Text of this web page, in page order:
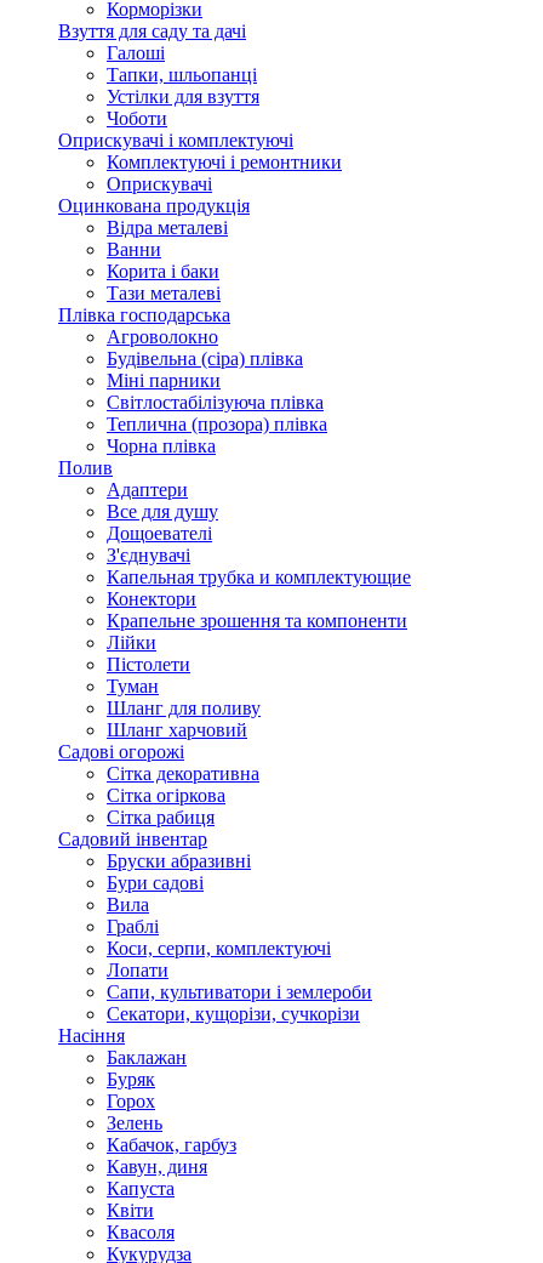
Корморізки
Взуття для саду та дачі
Галоші
Тапки, шльопанці
Устілки для взуття
Чоботи
Оприскувачі і комплектуючі
Комплектуючі і ремонтники
Оприскувачі
Оцинкована продукція
Відра металеві
Ванни
Корита і баки
Тази металеві
Плівка господарська
Агроволокно
Будівельна (сіра) плівка
Міні парники
Світлостабілізуюча плівка
Теплична (прозора) плівка
Чорна плівка
Полив
Адаптери
Все для душу
Дощоевателі
З'єднувачі
Капельная трубка и комплектующие
Конектори
Крапельне зрошення та компоненти
Лійки
Пістолети
Туман
Шланг для поливу
Шланг харчовий
Садові огорожі
Сітка декоративна
Сітка огіркова
Сітка рабиця
Садовий інвентар
Бруски абразивні
Бури садові
Вила
Граблі
Коси, серпи, комплектуючі
Лопати
Сапи, культиватори і землероби
Секатори, кущорізи, сучкорізи
Насіння
Баклажан
Буряк
Горох
Зелень
Кабачок, гарбуз
Кавун, диня
Капуста
Квіти
Квасоля
Кукурудза